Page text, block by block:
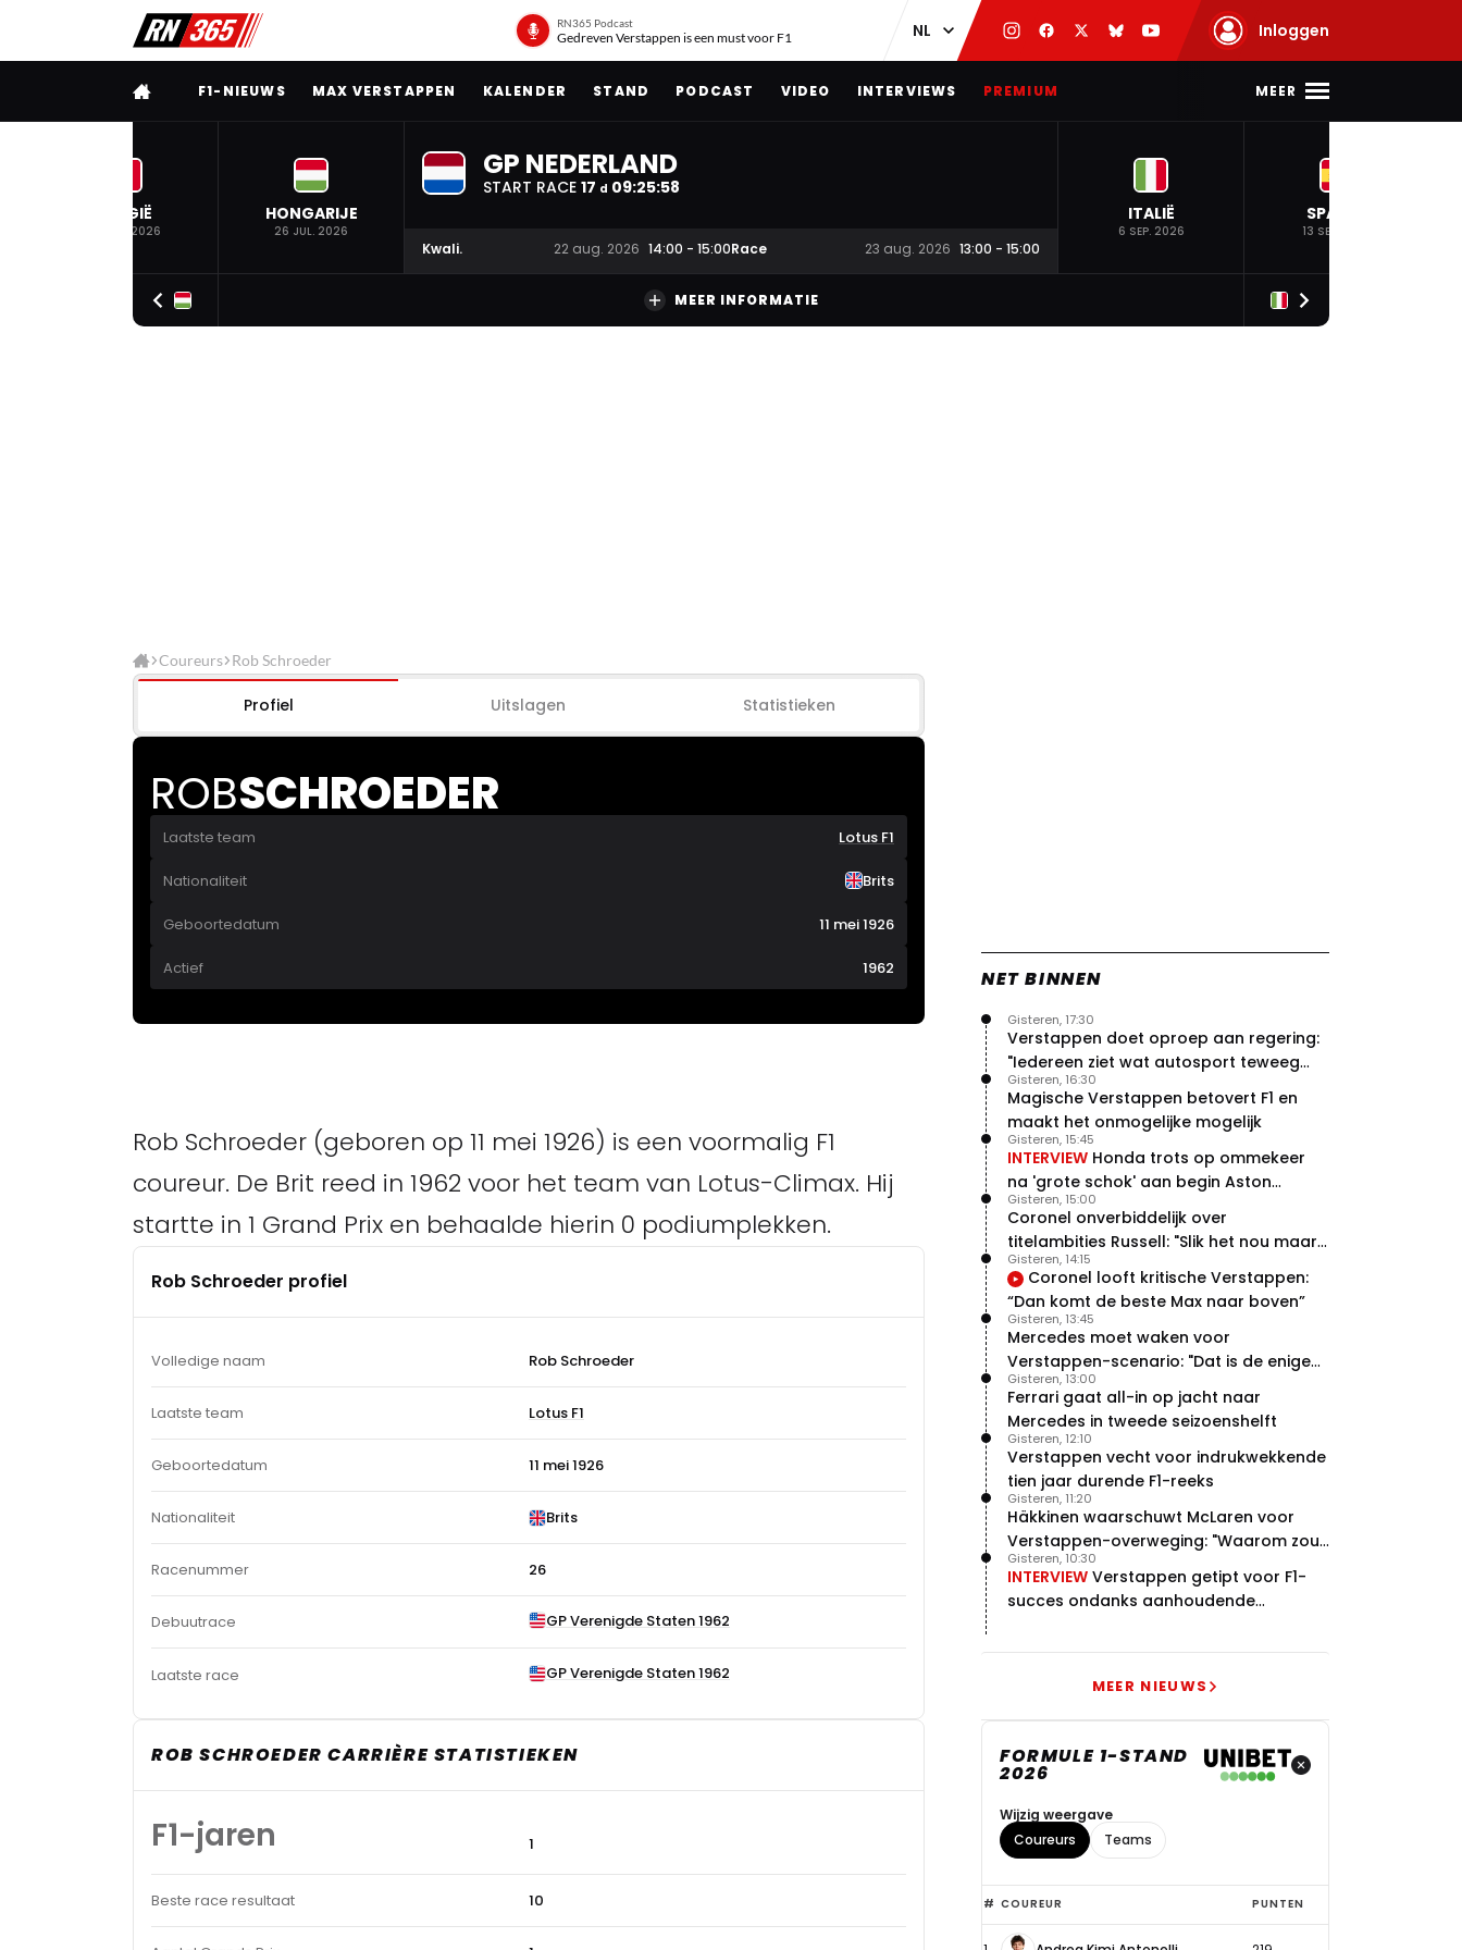
RN365 Podcast
Gedreven Verstappen is een must voor F1 Inloggen
VOLLEDIG MENU
F1-NIEUWS MAX VERSTAPPEN KALENDER STAND PODCAST VIDEO INTERVIEWS PREMIUM MEER
BELGIË
19 JUL. 2026
HONGARIJE
26 JUL. 2026
GP NEDERLAND
START RACE 17 d 09:25:58
Kwali. 22 aug. 2026 14:00 - 15:00Race 23 aug. 2026 13:00 - 15:00
ITALIË
6 SEP. 2026
SPANJE
13 SEP. 2026
MEER INFORMATIE
Coureurs Rob Schroeder
Profiel Uitslagen Statistieken
ROBSCHROEDER
Laatste team Lotus F1
Nationaliteit Brits
Geboortedatum 11 mei 1926
Actief 1962
Rob Schroeder (geboren op 11 mei 1926) is een voormalig F1
coureur. De Brit reed in 1962 voor het team van Lotus-Climax. Hij
startte in 1 Grand Prix en behaalde hierin 0 podiumplekken.
Rob Schroeder profiel
Volledige naam Rob Schroeder
Laatste team Lotus F1
Geboortedatum 11 mei 1926
Nationaliteit Brits
Racenummer 26
Debuutrace GP Verenigde Staten 1962
Laatste race GP Verenigde Staten 1962
ROB SCHROEDER CARRIÈRE STATISTIEKEN
F1-jaren 1
Beste race resultaat 10
NET BINNEN
Verstappen doet oproep aan regering:
"Iedereen ziet wat autosport teweeg
brengt"
Gisteren, 17:30
Magische Verstappen betovert F1 en
maakt het onmogelijke mogelijk
Gisteren, 16:30
INTERVIEW Honda trots op ommekeer
na 'grote schok' aan begin Aston
Martin-avontuur
Gisteren, 15:45
Coronel onverbiddelijk over
titelambities Russell: "Slik het nou maar
gewoon"
Gisteren, 15:00
Coronel looft kritische Verstappen:
“Dan komt de beste Max naar boven”
Gisteren, 14:15
Mercedes moet waken voor
Verstappen-scenario: "Dat is de enige
manier"
Gisteren, 13:45
Ferrari gaat all-in op jacht naar
Mercedes in tweede seizoenshelft
Gisteren, 13:00
Verstappen vecht voor indrukwekkende
tien jaar durende F1-reeks
Gisteren, 12:10
Häkkinen waarschuwt McLaren voor
Verstappen-overweging: "Waarom zou
je?"
Gisteren, 11:20
INTERVIEW Verstappen getipt voor F1-
succes ondanks aanhoudende
Gisteren, 10:30
MEER NIEUWS
FORMULE 1-STAND
2026
Wijzig weergave
Coureurs
Teams
Top
6
# COUREUR PUNTEN